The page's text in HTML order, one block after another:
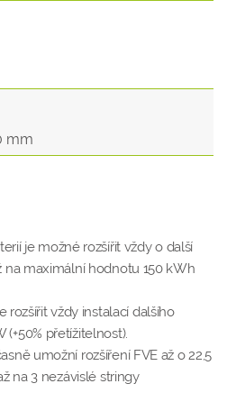
mm
je možné rozšířit vždy o další
na maximální hodnotu 150 kWh
rozšířit vždy instalací dalšího
přetížitelnost).
umožní rozšíření FVE až o 22,5
na 3 nezávislé stringy